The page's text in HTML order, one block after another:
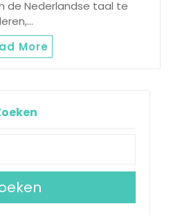
de Nederlandse taal te
leren,…
More